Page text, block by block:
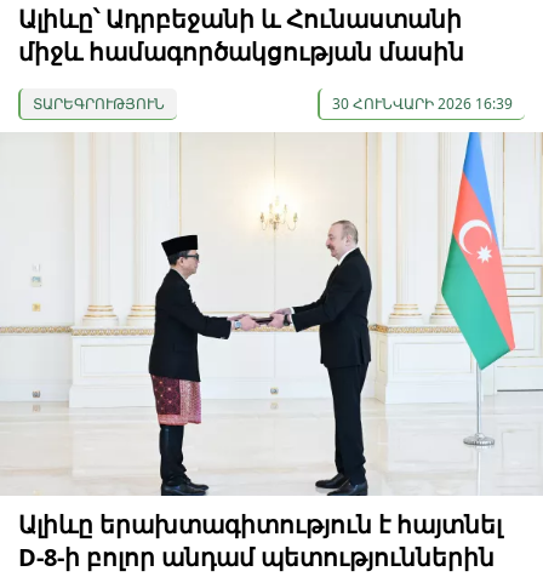
Ալիևը՝ Ադրբեջանի և Հունաստանի
միջև համագործակցության մասին
ՏԱՐԵԳՐՈՒԹՅՈՒՆ 30 ՀՈՒՆՎԱՐԻ 2026 16:39
Ալիևը երախտագիտություն է հայտնել
D-8-ի բոլոր անդամ պետություններին